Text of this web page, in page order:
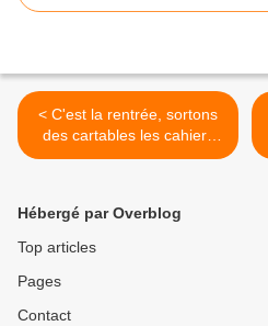
< C'est la rentrée, sortons
des cartables les cahiers
revendicatifs, mobilisons-
Hébergé par Overblog
Top articles
Pages
Contact